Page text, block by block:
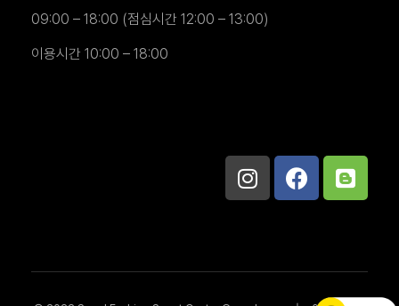
09:00 – 18:00 (점심시간 12:00 – 13:00)
이용시간 10:00 – 18:00